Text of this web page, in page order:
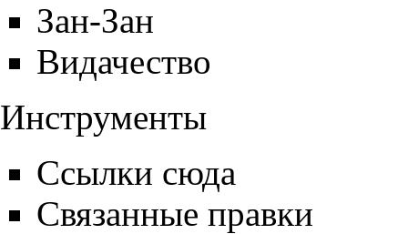
Зан-Зан
Видачество
Инструменты
Ссылки сюда
Связанные правки